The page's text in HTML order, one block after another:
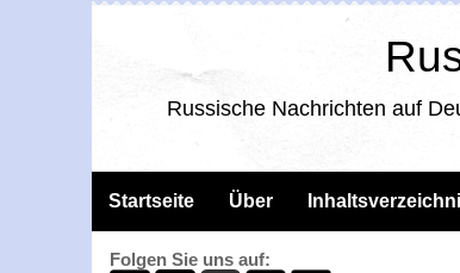
Russische Nachrichten auf
Startseite Über
Folgen Sie uns auf: